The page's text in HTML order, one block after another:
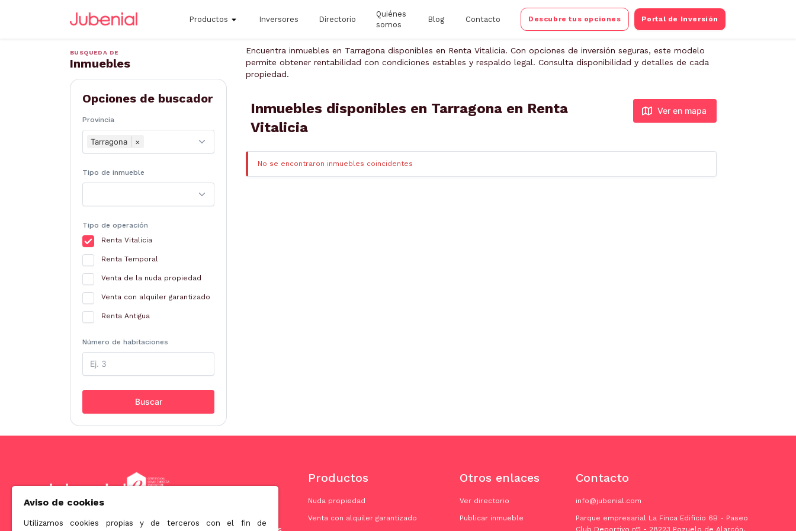
Productos Inversores Directorio
Quiénes
somos
Blog Contacto Descubre tus opciones Portal de Inversión
BUSQUEDA DE
Inmuebles
Opciones de buscador
Provincia
Tarragona ×
Tipo de inmueble
Tipo de operación
Renta Vitalicia
Renta Temporal
Venta de la nuda propiedad
Venta con alquiler garantizado
Renta Antigua
Número de habitaciones
Buscar
Encuentra inmuebles en Tarragona disponibles en Renta Vitalicia. Con opciones de inversión seguras, este modelo
permite obtener rentabilidad con condiciones estables y respaldo legal. Consulta disponibilidad y detalles de cada
propiedad.
Inmuebles disponibles en Tarragona en Renta
Vitalicia
Ver en mapa
No se encontraron inmuebles coincidentes
Productos
Nuda propiedad
Venta con alquiler garantizado
Otros enlaces
Ver directorio
Publicar inmueble
Contacto
info@jubenial.com
Parque empresarial La Finca Edificio 6B - Paseo
Club Deportivo nº1 - 28223 Pozuelo de Alarcón,
Aviso de cookies
Utilizamos cookies propias y de terceros con el fin de